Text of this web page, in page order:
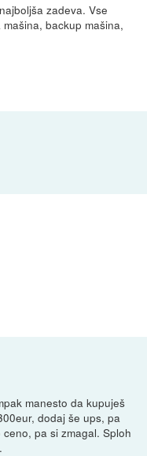
zadeva. Vse
backup mašina,
manesto da kupuješ
dodaj še ups, pa
pa si zmagal. Sploh